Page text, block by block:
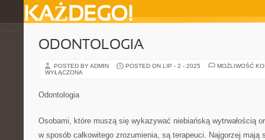
KAŻDEGO!
ODONTOLOGIA
POSTED BY ADMIN POSTED ON LIP - 2 - 2025
MOŻLIWOŚĆ
WYŁĄCZONA
Odontologia
Osobami, które muszą się wykazywać niebiańską wytrwałością
w sposób całkowitego zrozumienia, są terapeuci. Najgorzej